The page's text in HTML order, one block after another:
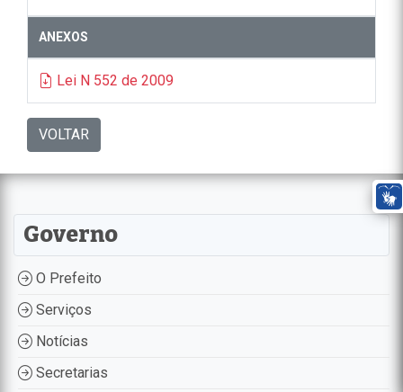
ANEXOS
Lei N 552 de 2009
VOLTAR
Governo
O Prefeito
Serviços
Notícias
Secretarias